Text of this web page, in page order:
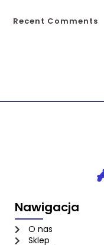
Recent Comments
Nawigacja
O nas
Sklep